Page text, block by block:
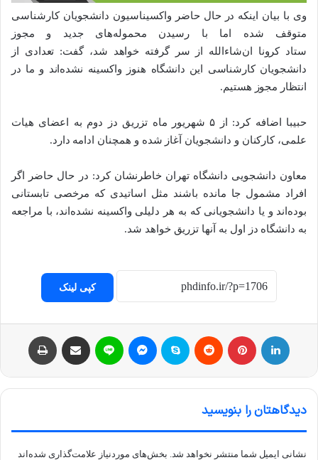
وی با بیان اینکه در حال حاضر واکسیناسیون دانشجویان کارشناسی
متوقف شده اما با رسیدن محموله‌های جدید و مجوز
ستاد کرونا ان‌شاءالله از سر گرفته خواهد شد، گفت: تعدادی از
دانشجویان کارشناسی این دانشگاه هنوز واکسینه نشده‌اند و ما در
انتظار مجوز هستیم.
حبیبا اضافه کرد: از ۵ شهریور ماه تزریق دز دوم به اعضای هیات
علمی، کارکنان و دانشجویان آغاز شده و همچنان ادامه دارد.
معاون دانشجویی دانشگاه تهران خاطرنشان کرد: در حال حاضر اگر
افراد مشمول جا مانده باشند مثل اساتیدی که مرخصی تابستانی
بوده‌اند و یا دانشجویانی که به هر دلیلی واکسینه نشده‌اند، با مراجعه
به دانشگاه دز اول به آنها تزریق خواهد شد.
کپی لینک
دیدگاهتان را بنویسید
نشانی ایمیل شما منتشر نخواهد شد. بخش‌های موردنیاز علامت‌گذاری شده‌اند